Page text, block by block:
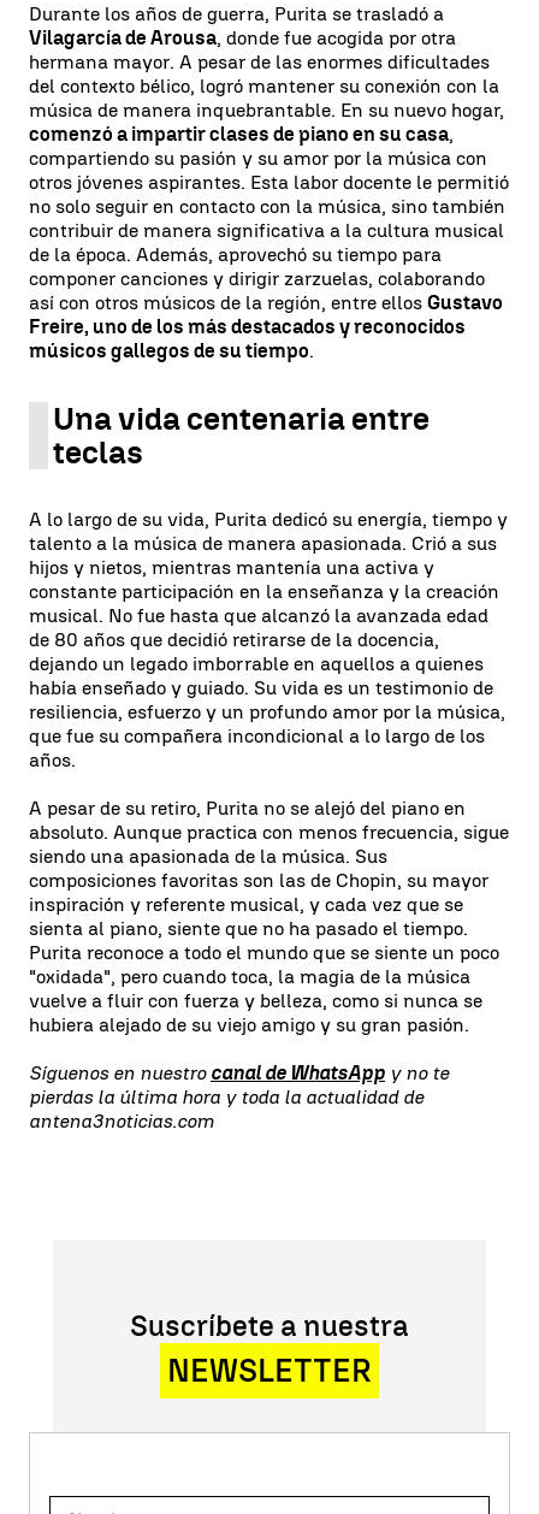
Durante los años de guerra, Purita se trasladó a
Vilagarcía de Arousa, donde fue acogida por otra
hermana mayor. A pesar de las enormes dificultades
del contexto bélico, logró mantener su conexión con la
música de manera inquebrantable. En su nuevo hogar,
comenzó a impartir clases de piano en su casa,
compartiendo su pasión y su amor por la música con
otros jóvenes aspirantes. Esta labor docente le permitió
no solo seguir en contacto con la música, sino también
contribuir de manera significativa a la cultura musical
de la época. Además, aprovechó su tiempo para
componer canciones y dirigir zarzuelas, colaborando
así con otros músicos de la región, entre ellos Gustavo
Freire, uno de los más destacados y reconocidos
músicos gallegos de su tiempo.
Una vida centenaria entre
teclas
A lo largo de su vida, Purita dedicó su energía, tiempo y
talento a la música de manera apasionada. Crió a sus
hijos y nietos, mientras mantenía una activa y
constante participación en la enseñanza y la creación
musical. No fue hasta que alcanzó la avanzada edad
de 80 años que decidió retirarse de la docencia,
dejando un legado imborrable en aquellos a quienes
había enseñado y guiado. Su vida es un testimonio de
resiliencia, esfuerzo y un profundo amor por la música,
que fue su compañera incondicional a lo largo de los
años.
A pesar de su retiro, Purita no se alejó del piano en
absoluto. Aunque practica con menos frecuencia, sigue
siendo una apasionada de la música. Sus
composiciones favoritas son las de Chopin, su mayor
inspiración y referente musical, y cada vez que se
sienta al piano, siente que no ha pasado el tiempo.
Purita reconoce a todo el mundo que se siente un poco
"oxidada", pero cuando toca, la magia de la música
vuelve a fluir con fuerza y belleza, como si nunca se
hubiera alejado de su viejo amigo y su gran pasión.
Síguenos en nuestro canal de WhatsApp y no te
pierdas la última hora y toda la actualidad de
antena3noticias.com
Suscríbete a nuestra
NEWSLETTER